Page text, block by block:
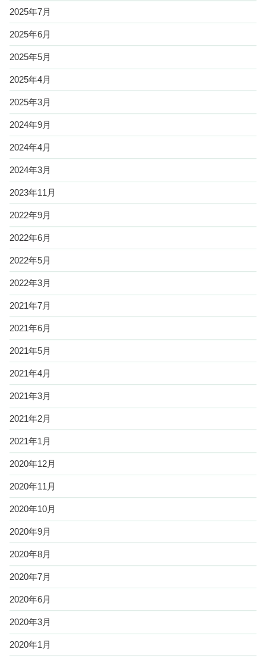
2025年7月
2025年6月
2025年5月
2025年4月
2025年3月
2024年9月
2024年4月
2024年3月
2023年11月
2022年9月
2022年6月
2022年5月
2022年3月
2021年7月
2021年6月
2021年5月
2021年4月
2021年3月
2021年2月
2021年1月
2020年12月
2020年11月
2020年10月
2020年9月
2020年8月
2020年7月
2020年6月
2020年3月
2020年1月